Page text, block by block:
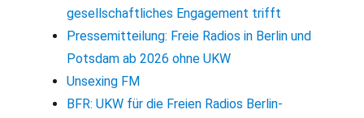
gesellschaftliches Engagement trifft
Pressemitteilung: Freie Radios in Berlin und
Potsdam ab 2026 ohne UKW
Unsexing FM
BFR: UKW für die Freien Radios Berlin-